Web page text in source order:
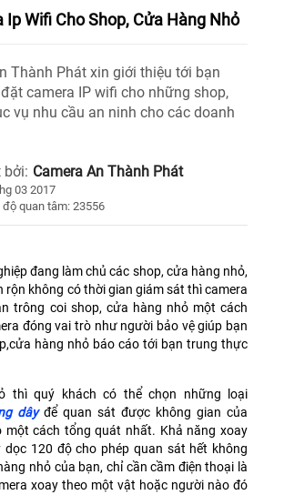
Wifi Cho Shop, Cửa Hàng Nhỏ
Thành Phát xin giới thiệu tới bạn
camera IP wifi cho những shop,
vụ nhu cầu an ninh cho các doanh
bởi: Camera An Thành Phát
03 2017
quan tâm: 23556
đang làm chủ các shop, cửa hàng nhỏ,
rộn không có thời gian giám sát thì camera
trông coi shop, cửa hàng nhỏ một cách
đóng vai trò như người bảo vệ giúp bạn
hàng nhỏ báo cáo tới bạn trung thực
thì quý khách có thể chọn những loại
dâyđể quan sát được không gian của
một cách tổng quát nhất. Khả năng xoay
dọc 120 độ cho phép quan sát hết không
nhỏ của bạn, chỉ cần cầm điện thoại là
xoay theo một vật hoặc người nào đó